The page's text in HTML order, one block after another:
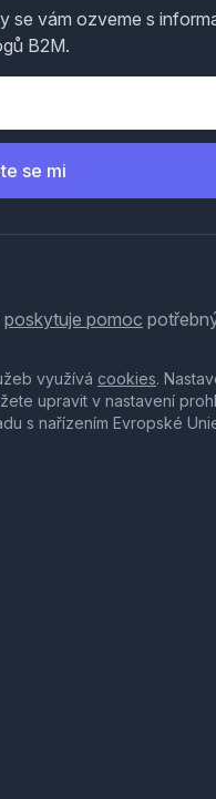
se vám ozveme s
B2M.
se mi
poskytuje pomoc
využívá cookies.
upravit v nastavení
s nařízením Evropské